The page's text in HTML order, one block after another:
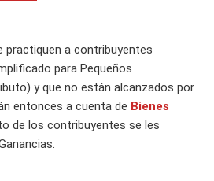
practiquen a contribuyentes
para Pequeños
y que no están alcanzados por
entonces a cuenta de Bienes
de los contribuyentes se les